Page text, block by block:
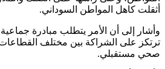
أثقلت كاهل المواطن السوداني.
وأشار إلى أن الأمر يتطلب مبادرة
ترتكز على الشراكة بين مختلف
صحي مستقبلي.